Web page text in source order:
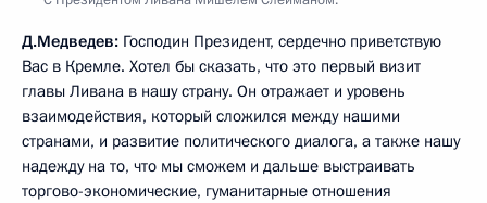
Д.Медведев: Господин Президент, сердечно приветствую
Вас в Кремле. Хотел бы сказать, что это первый визит
главы Ливана в нашу страну. Он отражает и уровень
взаимодействия, который сложился между нашими
странами, и развитие политического диалога, а также нашу
надежду на то, что мы сможем и дальше выстраивать
торгово-экономические, гуманитарные отношения